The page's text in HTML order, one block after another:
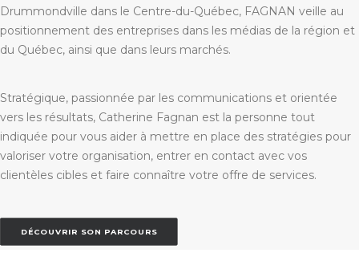
Drummondville dans le Centre-du-Québec, FAGNAN veille au
positionnement des entreprises dans les médias de la région et
du Québec, ainsi que dans leurs marchés.
Stratégique, passionnée par les communications et orientée
vers les résultats, Catherine Fagnan est la personne tout
indiquée pour vous aider à mettre en place des stratégies pour
valoriser votre organisation, entrer en contact avec vos
clientèles cibles et faire connaître votre offre de services.
DÉCOUVRIR SON PARCOURS